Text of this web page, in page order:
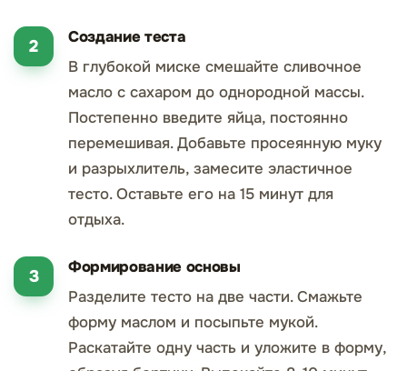
Создание теста
В глубокой миске смешайте сливочное
масло с сахаром до однородной массы.
Постепенно введите яйца, постоянно
перемешивая. Добавьте просеянную муку
и разрыхлитель, замесите эластичное
тесто. Оставьте его на 15 минут для
отдыха.
Формирование основы
Разделите тесто на две части. Смажьте
форму маслом и посыпьте мукой.
Раскатайте одну часть и уложите в форму,